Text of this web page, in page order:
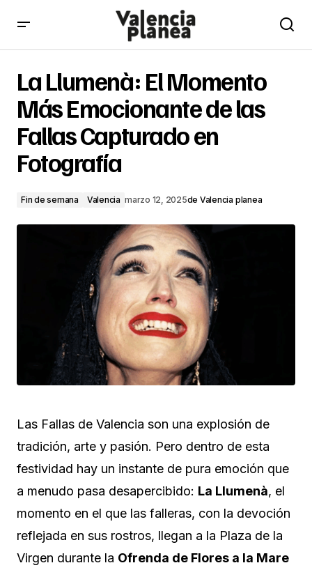
La Llumenà: El Momento
Más Emocionante de las
Fallas Capturado en
Fotografía
Fin de semana Valencia marzo 12, 2025de Valencia planea
Las Fallas de Valencia son una explosión de
tradición, arte y pasión. Pero dentro de esta
festividad hay un instante de pura emoción que
a menudo pasa desapercibido: La Llumenà, el
momento en el que las falleras, con la devoción
reflejada en sus rostros, llegan a la Plaza de la
Virgen durante la Ofrenda de Flores a la Mare